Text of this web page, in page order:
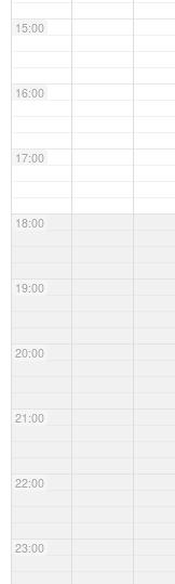
15:00
16:00
17:00
18:00
19:00
20:00
21:00
22:00
23:00